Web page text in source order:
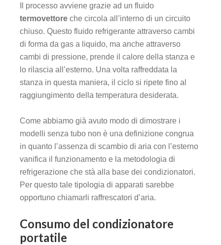
Il processo avviene grazie ad un fluido
termovettore che circola all’interno di un circuito
chiuso. Questo fluido refrigerante attraverso cambi
di forma da gas a liquido, ma anche attraverso
cambi di pressione, prende il calore della stanza e
lo rilascia all’esterno. Una volta raffreddata la
stanza in questa maniera, il ciclo si ripete fino al
raggiungimento della temperatura desiderata.
Come abbiamo già avuto modo di dimostrare i
modelli senza tubo non è una definizione congrua
in quanto l’assenza di scambio di aria con l’esterno
vanifica il funzionamento e la metodologia di
refrigerazione che stà alla base dei condizionatori.
Per questo tale tipologia di apparati sarebbe
opportuno chiamarli raffrescatori d’aria.
Consumo del condizionatore
portatile